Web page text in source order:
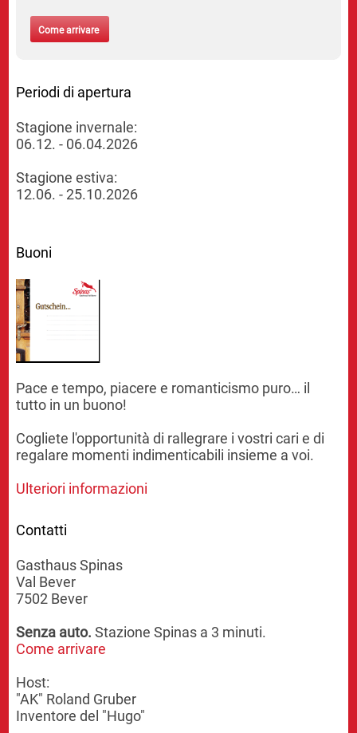
Come arrivare
Periodi di apertura
Stagione invernale:
06.12. - 06.04.2026
Stagione estiva:
12.06. - 25.10.2026
Buoni
Pace e tempo, piacere e romanticismo puro… il
tutto in un buono!
Cogliete l'opportunità di rallegrare i vostri cari e di
regalare momenti indimenticabili insieme a voi.
Ulteriori informazioni
Contatti
Gasthaus Spinas
Val Bever
7502 Bever
Senza auto. Stazione Spinas a 3 minuti.
Come arrivare
Host:
"AK" Roland Gruber
Inventore del "Hugo"